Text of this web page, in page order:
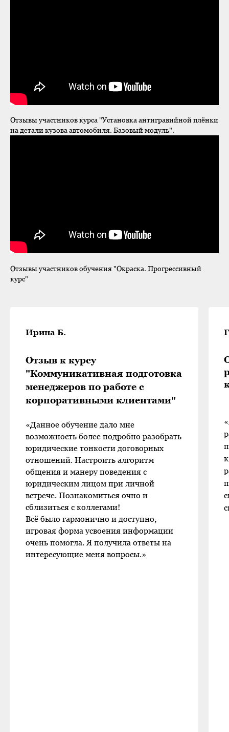
Отзывы участников курса "Установка антигравийной плёнки
на детали кузова автомобиля. Базовый модуль".
Отзывы участников обучения "Окраска. Прогрессивный
курс"
Ирина Б.
Отзыв к курсу
"Коммуникативная подготовка
менеджеров по работе с
корпоративными клиентами"
«Данное обучение дало мне
возможность более подробно разобрать
юридические тонкости договорных
отношений. Настроить алгоритм
общения и манеру поведения с
юридическим лицом при личной
встрече. Познакомиться очно и
сблизиться с коллегами!
Всё было гармонично и доступно,
игровая форма усвоения информации
очень помогла. Я получила ответы на
интересующие меня вопросы »